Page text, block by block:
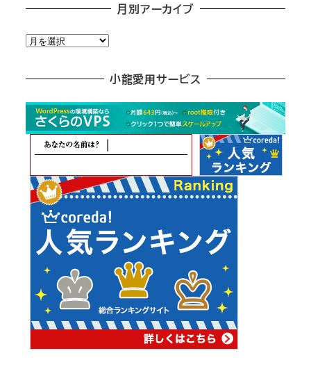
月別アーカイブ
月
カ
小龍愛用サービス